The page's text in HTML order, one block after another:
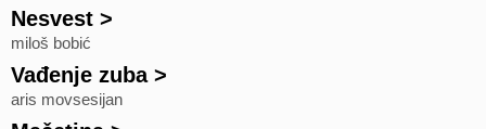
Nesvest >
miloš bobić
Vađenje zuba>
aris movsesijan